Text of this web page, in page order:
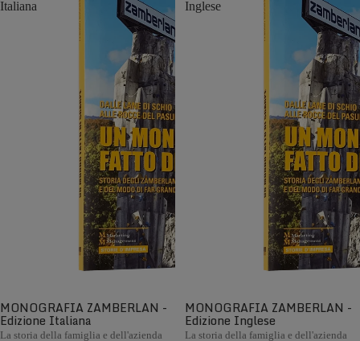
Italiana
MONOGRAFIA ZAMBERLAN -
Edizione Italiana
La storia della famiglia e dell'azienda
Inglese
MONOGRAFIA ZAMBERLAN -
Edizione Inglese
La storia della famiglia e dell'azienda